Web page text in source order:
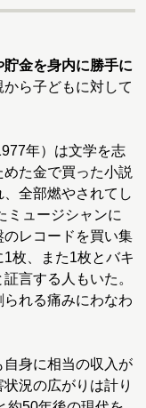
貯金を身内に勝手に
ら子どもに対して
年）は文学を志
た金で買った小説
全部燃やされてし
ミュージシャンに
レコードを買い集
枚、また1枚とバキ
言する人もいた。
れる痛みにわなわ
身に相当の収入が
況の広がりは計り